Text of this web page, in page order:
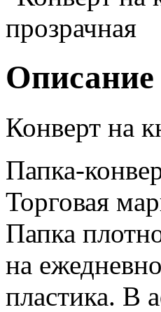
Описание
Конверт на
Папка-
Торговая
Папка
на
пластика. В